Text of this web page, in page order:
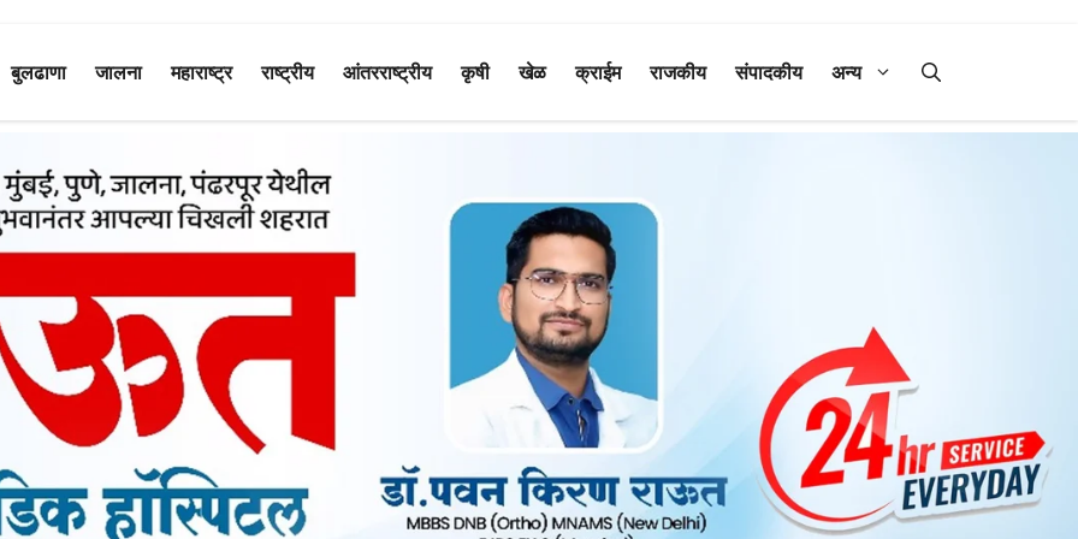
बुलढाणा जालना महाराष्ट्र राष्ट्रीय आंतरराष्ट्रीय कृषी खेळ क्राईम राजकीय संपादकीय अन्य